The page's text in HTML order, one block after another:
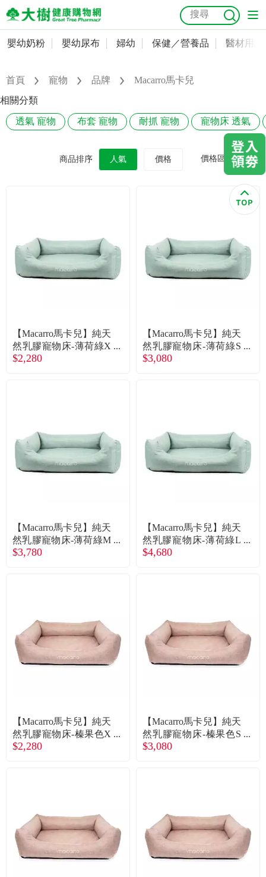
嬰幼奶粉
嬰幼尿布
婦幼
美容／個人清潔
食品／健康食補
名人嚴選
合作提案
購物流程
常見問題
抗菌 尿布 大樹獨家 益生菌 魚油 幼兒米餅
奶瓶奶嘴
會員資料及密碼修改
常用收件人清單
訂單查詢
優惠券領取
優惠券查詢
嬰幼奶粉 嬰幼尿布 婦幼 保健／營養品 醫材用品
首頁 寵物 品牌
Macarro馬卡兒
相關分類
透氣 寵物 布套 寵物 耐抓 寵物 寵物床 透氣
商品排序 人氣 價格 價格區間
【Macarro馬卡兒】純天
然乳膠寵物床-薄荷綠X
S（廠商直送）
$2,280
【Macarro馬卡兒】純天
然乳膠寵物床-薄荷綠S
（廠商直送）
$3,080
【Macarro馬卡兒】純天
然乳膠寵物床-薄荷綠M
（廠商直送）
$3,780
【Macarro馬卡兒】純天
然乳膠寵物床-薄荷綠L
（廠商直送）
$4,680
【Macarro馬卡兒】純天
然乳膠寵物床-榛果色X
S（廠商直送）
$2,280
【Macarro馬卡兒】純天
然乳膠寵物床-榛果色S
（廠商直送）
$3,080